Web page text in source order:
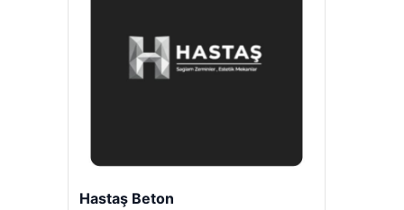
Enes Kaplan Avukatlık Bürosu